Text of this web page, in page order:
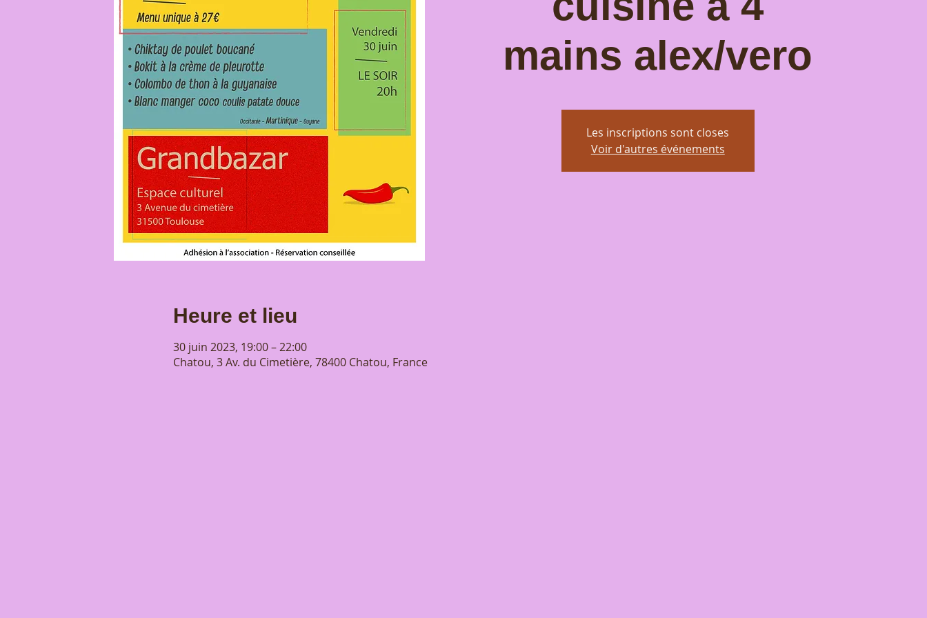
mains alex/vero
Les inscriptions sont closes
Voir d'autres événements
Heure et lieu
30 juin 2023, 19:00 – 22:00
Chatou, 3 Av. du Cimetière, 78400 Chatou, France